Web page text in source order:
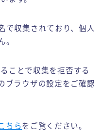
で収集されており、個人
。
ことで収集を拒否する
ブラウザの設定をご確認
ちらをご覧ください。